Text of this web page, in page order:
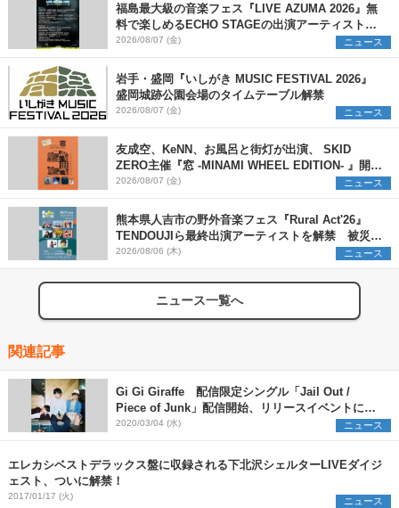
福島最大級の音楽フェス『LIVE AZUMA 2026』無
料で楽しめるECHO STAGEの出演アーティストを
発表
2026/08/07 (金) ニュース
岩手・盛岡『いしがき MUSIC FESTIVAL 2026』
盛岡城跡公園会場のタイムテーブル解禁
2026/08/07 (金) ニュース
友成空、KeNN、お風呂と街灯が出演、 SKID
ZERO主催『窓 -MINAMI WHEEL EDITION- 』開催
決定
2026/08/07 (金) ニュース
熊本県人吉市の野外音楽フェス『Rural Act'26』
TENDOUJIら最終出演アーティストを解禁 被災地
支援プロジェクトの始動も発表
2026/08/06 (木) ニュース
ニュース一覧へ
関連記事
Gi Gi Giraffe 配信限定シングル「Jail Out /
Piece of Junk」配信開始、リリースイベントに
The Wisely Brothers出演決定
2020/03/04 (水) ニュース
エレカシベストデラックス盤に収録される下北沢シェルターLIVEダイジ
ェスト、ついに解禁！
2017/01/17 (火) ニュース